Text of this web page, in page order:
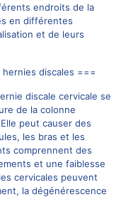
endroits de la
en différentes
et de leurs
discales ===
discale cervicale se
de la colonne
peut causer des
les bras et les
comprennent des
et une faiblesse
cervicales peuvent
la dégénérescence